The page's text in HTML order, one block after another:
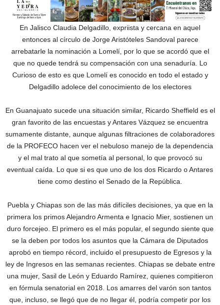
En Jalisco Claudia Delgadillo, expriista y cercana en aquel
entonces al círculo de Jorge Aristóteles Sandoval parece
arrebatarle la nominación a Lomelí, por lo que se acordó que el
que no quede tendrá su compensación con una senaduría. Lo
Curioso de esto es que Lomelí es conocido en todo el estado y
Delgadillo adolece del conocimiento de los electores
En Guanajuato sucede una situación similar, Ricardo Sheffield es el
gran favorito de las encuestas y Antares Vázquez se encuentra
sumamente distante, aunque algunas filtraciones de colaboradores
de la PROFECO hacen ver el nebuloso manejo de la dependencia
y el mal trato al que sometía al personal, lo que provocó su
eventual caída. Lo que si es que uno de los dos Ricardo o Antares
tiene como destino el Senado de la República.
Puebla y Chiapas son de las más difíciles decisiones, ya que en la
primera los primos Alejandro Armenta e Ignacio Mier, sostienen un
duro forcejeo. El primero es el más popular, el segundo siente que
se la deben por todos los asuntos que la Cámara de Diputados
aprobó en tiempo récord, incluido el presupuesto de Egresos y la
ley de Ingresos en las semanas recientes. Chiapas se debate entre
una mujer, Sasil de León y Eduardo Ramírez, quienes compitieron
en fórmula senatorial en 2018. Los amarres del varón son tantos
que, incluso, se llegó que de no llegar él, podría competir por los